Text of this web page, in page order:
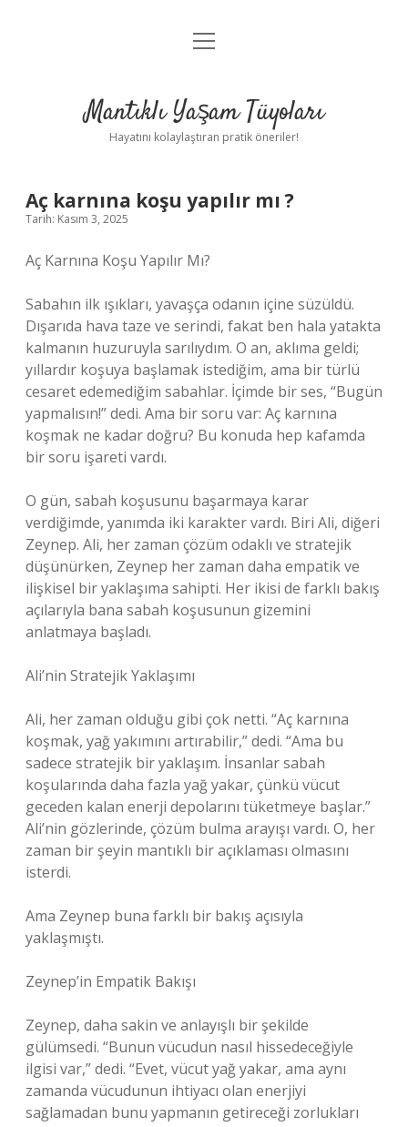
Anasayfa
Yasal Uyarı
menüyü
Mantıklı Yaşam Tüyoları
Hayatını kolaylaştıran pratik öneriler!
Aç karnına koşu yapılır mı ?
Tarih: Kasım 3, 2025
Aç Karnına Koşu Yapılır Mı?
Sabahın ilk ışıkları, yavaşça odanın içine süzüldü.
Dışarıda hava taze ve serindi, fakat ben hala yatakta
kalmanın huzuruyla sarılıydım. O an, aklıma geldi;
yıllardır koşuya başlamak istediğim, ama bir türlü
cesaret edemediğim sabahlar. İçimde bir ses, “Bugün
yapmalısın!” dedi. Ama bir soru var: Aç karnına
koşmak ne kadar doğru? Bu konuda hep kafamda
bir soru işareti vardı.
O gün, sabah koşusunu başarmaya karar
verdiğimde, yanımda iki karakter vardı. Biri Ali, diğeri
Zeynep. Ali, her zaman çözüm odaklı ve stratejik
düşünürken, Zeynep her zaman daha empatik ve
ilişkisel bir yaklaşıma sahipti. Her ikisi de farklı bakış
açılarıyla bana sabah koşusunun gizemini
anlatmaya başladı.
Ali’nin Stratejik Yaklaşımı
Ali, her zaman olduğu gibi çok netti. “Aç karnına
koşmak, yağ yakımını artırabilir,” dedi. “Ama bu
sadece stratejik bir yaklaşım. İnsanlar sabah
koşularında daha fazla yağ yakar, çünkü vücut
geceden kalan enerji depolarını tüketmeye başlar.”
Ali’nin gözlerinde, çözüm bulma arayışı vardı. O, her
zaman bir şeyin mantıklı bir açıklaması olmasını
isterdi.
Ama Zeynep buna farklı bir bakış açısıyla
yaklaşmıştı.
Zeynep’in Empatik Bakışı
Zeynep, daha sakin ve anlayışlı bir şekilde
gülümsedi. “Bunun vücudun nasıl hissedeceğiyle
ilgisi var,” dedi. “Evet, vücut yağ yakar, ama aynı
zamanda vücudunun ihtiyacı olan enerjiyi
sağlamadan bunu yapmanın getireceği zorlukları